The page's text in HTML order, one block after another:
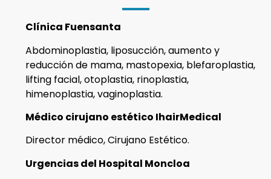
Clínica Fuensanta
Abdominoplastia, liposucción, aumento y
reducción de mama, mastopexia, blefaroplastia,
lifting facial, otoplastia, rinoplastia,
himenoplastia, vaginoplastia.
Médico cirujano estético IhairMedical
Director médico, Cirujano Estético.
Urgencias del Hospital Moncloa